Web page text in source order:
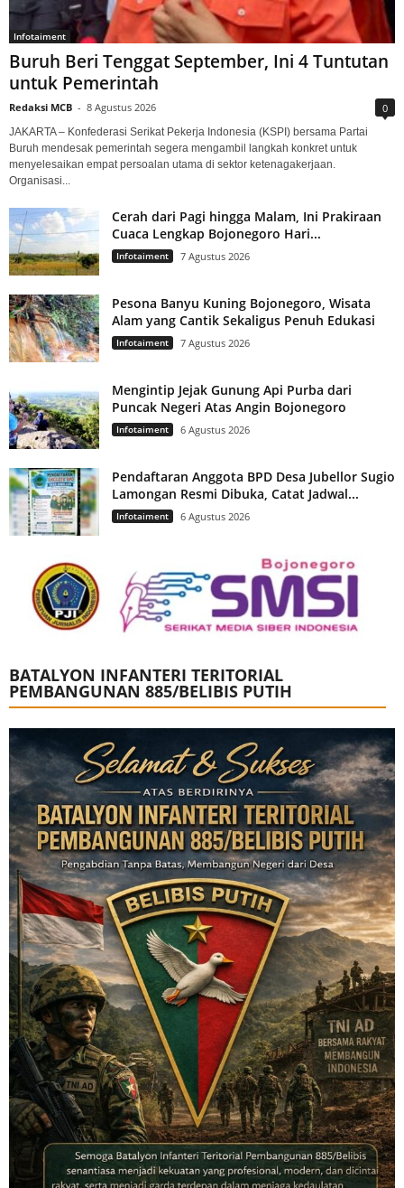
Infotaiment
Buruh Beri Tenggat September, Ini 4 Tuntutan
untuk Pemerintah
Redaksi MCB - 8 Agustus 2026 0
JAKARTA – Konfederasi Serikat Pekerja Indonesia (KSPI) bersama Partai
Buruh mendesak pemerintah segera mengambil langkah konkret untuk
menyelesaikan empat persoalan utama di sektor ketenagakerjaan.
Organisasi...
Cerah dari Pagi hingga Malam, Ini Prakiraan
Cuaca Lengkap Bojonegoro Hari...
Infotaiment 7 Agustus 2026
Pesona Banyu Kuning Bojonegoro, Wisata
Alam yang Cantik Sekaligus Penuh Edukasi
Infotaiment 7 Agustus 2026
Mengintip Jejak Gunung Api Purba dari
Puncak Negeri Atas Angin Bojonegoro
Infotaiment 6 Agustus 2026
Pendaftaran Anggota BPD Desa Jubellor Sugio
Lamongan Resmi Dibuka, Catat Jadwal...
Infotaiment 6 Agustus 2026
BATALYON INFANTERI TERITORIAL
PEMBANGUNAN 885/BELIBIS PUTIH